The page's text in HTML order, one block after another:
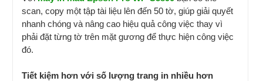
scan, copy một tập tài liệu lên đến 50 tờ, giúp giải quyết
nhanh chóng và nâng cao hiệu quả công việc thay vì
phải đặt từng tờ trên mặt gương để thực hiện công việc
đó.
Tiết kiệm hơn với số lượng trang in nhiều hơn